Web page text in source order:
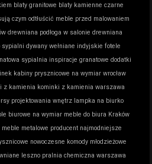
blaty granitowe blaty kamienne czarne
czym odtłuścić meble przed malowaniem
drewniana podłoga w salonie drewniana
sypialni dywany wełniane indyjskie fotele
sypialnia inspiracje granatowe dodatki
kabiny prysznicowe na wymiar wrocław
z kamienia kominki z kamienia warszawa
projektowania wnętrz lampka na biurko
biurowe na wymiar meble do biura Kraków
meble metalowe producent najmodniejsze
nowoczesne komody młodzieżowe
leszno pralnia chemiczna warszawa